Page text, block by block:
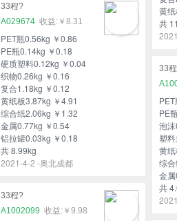
黄
共
33程?
A029674
￥8.31
PET瓶0.56kg ￥0.86
PE瓶0.14kg ￥0.18
硬质塑料0.12kg ￥0.04
织物0.26kg ￥0.16
复合1.18kg ￥0.12
黄纸板3.87kg ￥4.91
综合纸2.06kg ￥1.32
金属0.77kg ￥0.54
铝拉罐0.03kg ￥0.18
共 8.99kg
2021-4-2 -奥北成都
33
PE
泡
塑
黄
综
金
共
33程?
A1002099
￥9.98